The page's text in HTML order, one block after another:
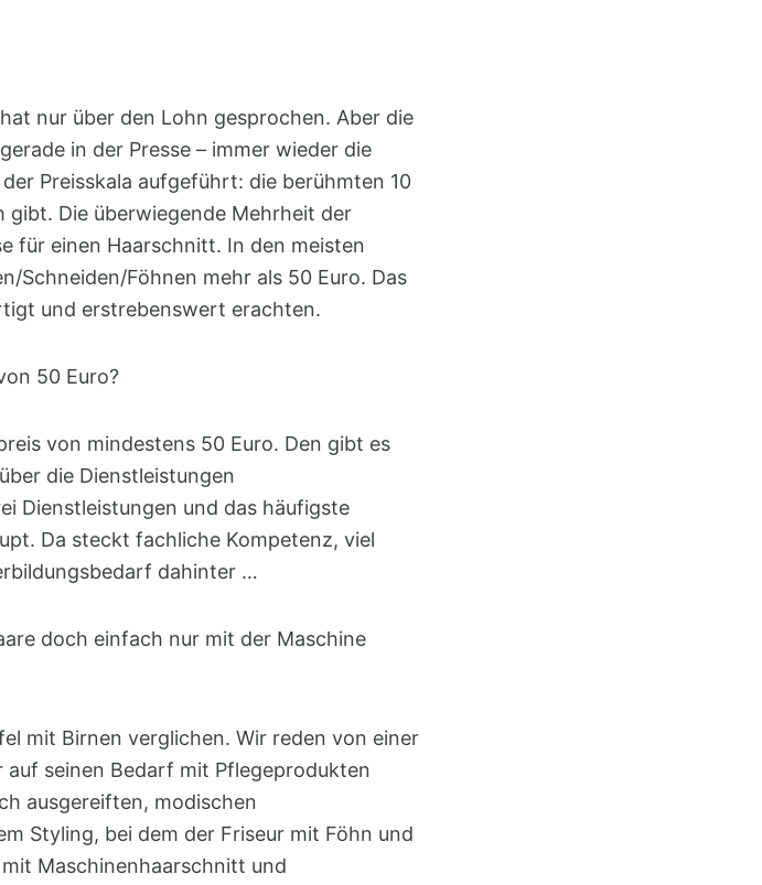
nur über den Lohn gesprochen. Aber die
in der Presse – immer wieder die
Preisskala aufgeführt: die berühmten 10
gibt. Die überwiegende Mehrheit der
für einen Haarschnitt. In den meisten
Schneiden/Föhnen mehr als 50 Euro. Das
und erstrebenswert erachten.
50 Euro?
von mindestens 50 Euro. Den gibt es
die Dienstleistungen
Dienstleistungen und das häufigste
Da steckt fachliche Kompetenz, viel
dahinter …
doch einfach nur mit der Maschine
mit Birnen verglichen. Wir reden von einer
seinen Bedarf mit Pflegeprodukten
ausgereiften, modischen
Styling, bei dem der Friseur mit Föhn und
Maschinenhaarschnitt und